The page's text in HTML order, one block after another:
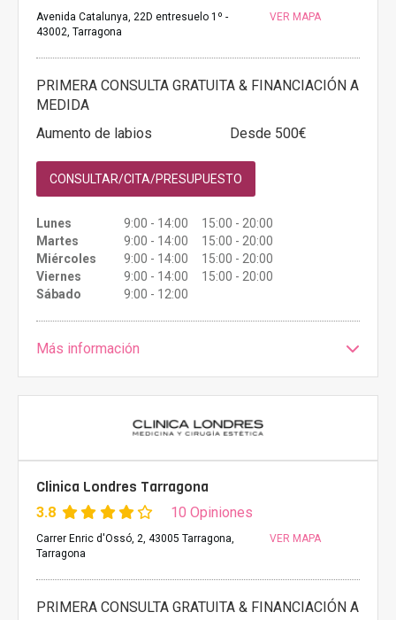
Avenida Catalunya, 22D entresuelo 1º -
43002, Tarragona
VER MAPA
PRIMERA CONSULTA GRATUITA & FINANCIACIÓN A
MEDIDA
Aumento de labios
Desde 500€
CONSULTAR/CITA/PRESUPUESTO
Lunes
9:00 - 14:00 15:00 - 20:00
Martes
9:00 - 14:00 15:00 - 20:00
Miércoles
9:00 - 14:00 15:00 - 20:00
Viernes
9:00 - 14:00 15:00 - 20:00
Sábado
9:00 - 12:00
Más información
Clinica Londres Tarragona
3.8 10 Opiniones
Carrer Enric d'Ossó, 2, 43005 Tarragona,
Tarragona
VER MAPA
PRIMERA CONSULTA GRATUITA & FINANCIACIÓN A